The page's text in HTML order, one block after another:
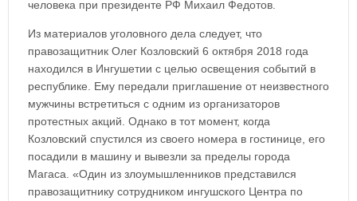
человека при президенте РФ Михаил Федотов.
Из материалов уголовного дела следует, что
правозащитник Олег Козловский 6 октября 2018 года
находился в Ингушетии с целью освещения событий в
республике. Ему передали приглашение от неизвестного
мужчины встретиться с одним из организаторов
протестных акций. Однако в тот момент, когда
Козловский спустился из своего номера в гостинице, его
посадили в машину и вывезли за пределы города
Магаса. «Один из злоумышленников представился
правозащитнику сотрудником ингушского Центра по